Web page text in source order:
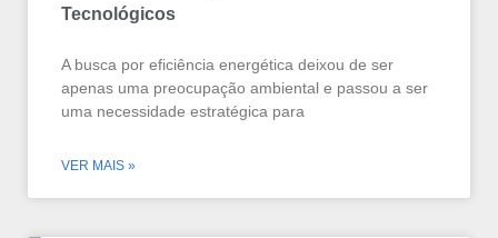
Tecnológicos
A busca por eficiência energética deixou de ser
apenas uma preocupação ambiental e passou a ser
uma necessidade estratégica para
VER MAIS »